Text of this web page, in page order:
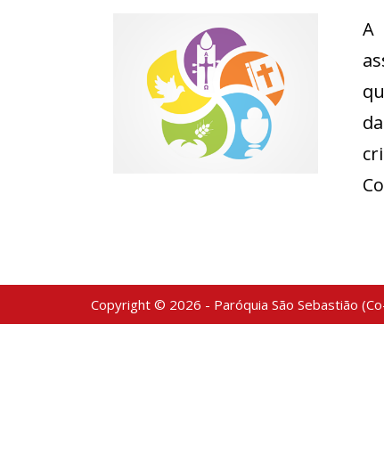
A
Copyright © 2026 - Paróquia São Sebastião